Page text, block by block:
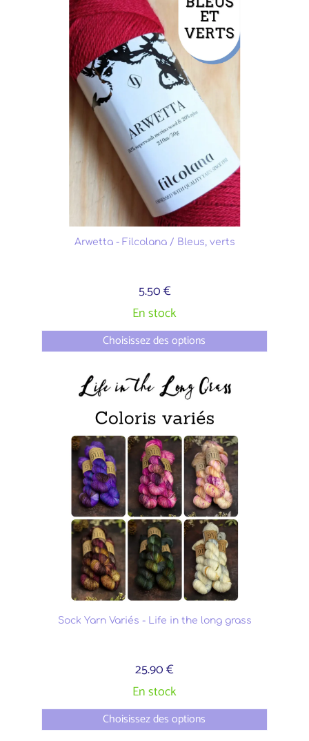
Arwetta - Filcolana / Bleus, verts
5.50 €
En stock
Choisissez des options
Sock Yarn Variés - Life in the long grass
25.90 €
En stock
Choisissez des options